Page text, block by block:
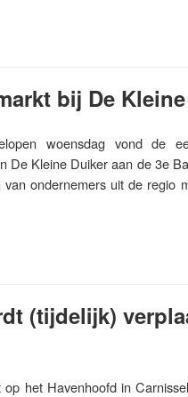
bij De
woensdag vond de
De Kleine Duiker aan de 3e
ondernemers uit de regio
(tijdelijk)
het Havenhoofd in